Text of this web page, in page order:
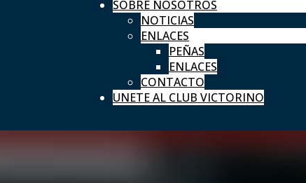
SOBRE NOSOTROS
NOTICIAS
ENLACES
PEÑAS
ENLACES
CONTACTO
UNETE AL CLUB VICTORINO